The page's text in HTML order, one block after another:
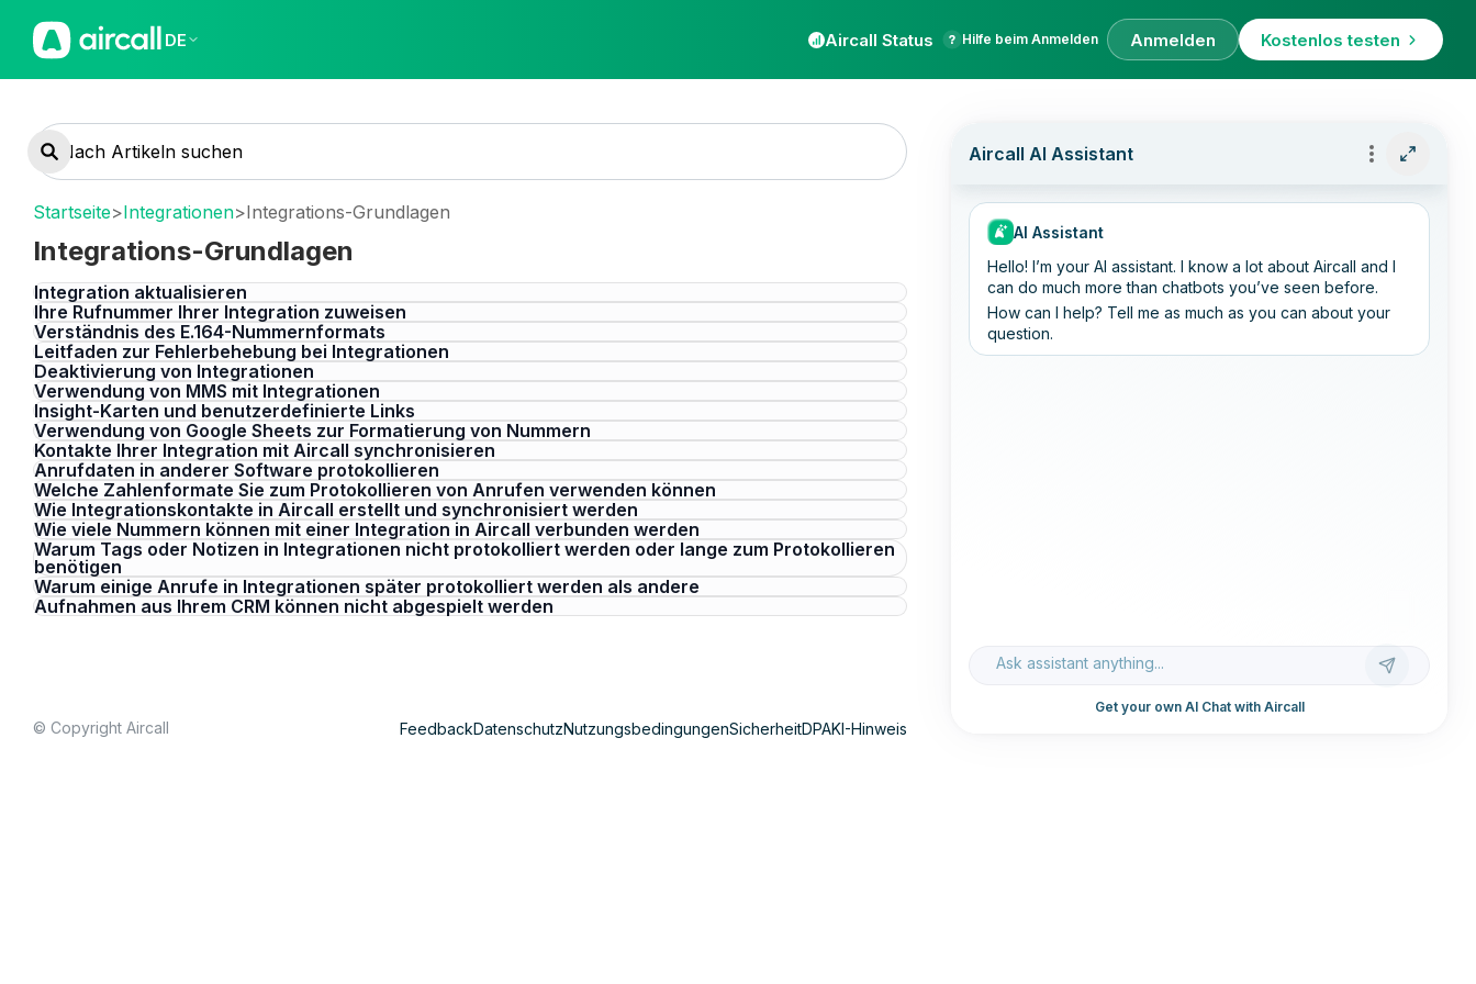
DE Aircall Status Hilfe beim Anmelden Anmelden Kostenlos testen
Startseite>Integrationen>Integrations-Grundlagen
Integrations-Grundlagen
Integration aktualisieren
Ihre Rufnummer Ihrer Integration zuweisen
Verständnis des E.164-Nummernformats
Leitfaden zur Fehlerbehebung bei Integrationen
Deaktivierung von Integrationen
Verwendung von MMS mit Integrationen
Insight-Karten und benutzerdefinierte Links
Verwendung von Google Sheets zur Formatierung von Nummern
Kontakte Ihrer Integration mit Aircall synchronisieren
Anrufdaten in anderer Software protokollieren
Welche Zahlenformate Sie zum Protokollieren von Anrufen verwenden können
Wie Integrationskontakte in Aircall erstellt und synchronisiert werden
Wie viele Nummern können mit einer Integration in Aircall verbunden werden
Warum Tags oder Notizen in Integrationen nicht protokolliert werden oder lange zum Protokollieren
benötigen
Warum einige Anrufe in Integrationen später protokolliert werden als andere
Aufnahmen aus Ihrem CRM können nicht abgespielt werden
© Copyright Aircall FeedbackDatenschutzNutzungsbedingungenSicherheitDPAKI-Hinweis